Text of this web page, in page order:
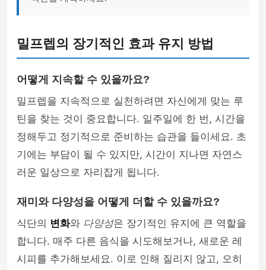
밀프렙의 장기적인 효과 유지 방법
어떻게 지속할 수 있을까요?
밀프렙을 지속적으로 실천하려면 자신에게 맞는 루
틴을 찾는 것이 중요합니다. 일주일에 한 번, 시간을
정해두고 정기적으로 준비하는 습관을 들이세요. 초
기에는 부담이 될 수 있지만, 시간이 지나면 자연스
러운 일상으로 자리잡게 됩니다.
재미와 다양성을 어떻게 더할 수 있을까요?
식단의 변화와 다양성은 장기적인 유지에 큰 역할을
합니다. 매주 다른 음식을 시도해보거나, 새로운 레
시피를 추가해보세요. 이로 인해 질리지 않고, 오히